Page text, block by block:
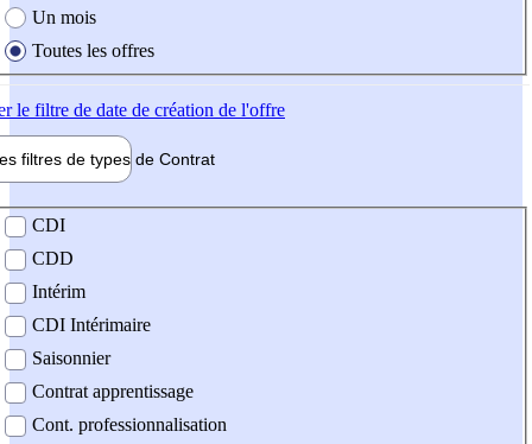
Un mois
Toutes les offres
le filtre de date de création de l'offre
filtres de types de Contrat
contrat
CDI
CDD
Intérim
CDI Intérimaire
Saisonnier
Contrat apprentissage
Cont. professionnalisation